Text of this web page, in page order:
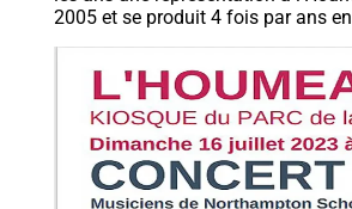
2005 et se produit 4 fois par ans